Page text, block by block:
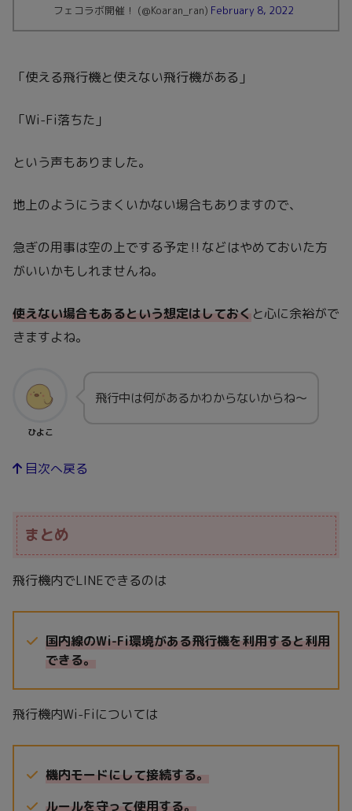
フェコラボ開催！ (@Koaran_ran) February 8, 2022
「使える飛行機と使えない飛行機がある」
「Wi-Fi落ちた」
という声もありました。
地上のようにうまくいかない場合もありますので、
急ぎの用事は空の上でする予定‼などはやめておいた方
がいいかもしれませんね。
使えない場合もあるという想定はしておく と心に余裕がで
きますよね。
ひよこ
飛行中は何があるかわからないからね～
目次へ戻る
まとめ
飛行機内でLINEできるのは
国内線のWi-Fi環境がある飛行機を利用すると利用
できる。
飛行機内Wi-Fiについては
機内モードにして接続する。
ルールを守って使用する。